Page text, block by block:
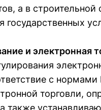
а в
государственных
и электронная
с
торговли,